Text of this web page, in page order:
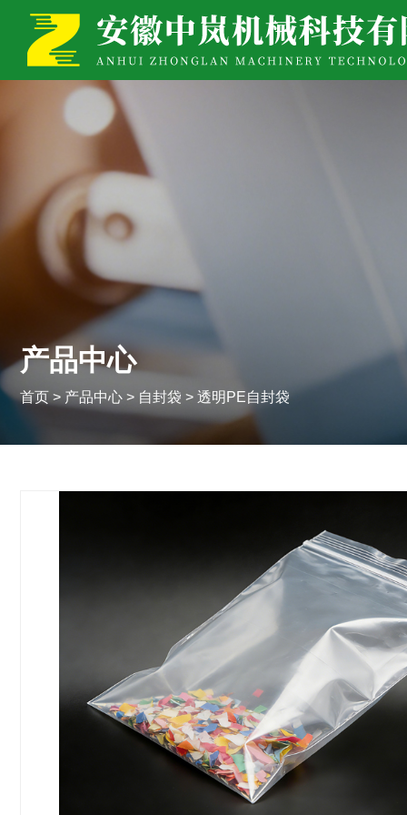
产品中心
首页 > 产品中心 > 自封袋 > 透明PE自封袋